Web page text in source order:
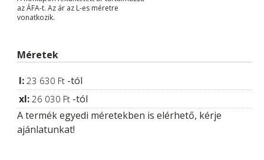
az ÁFA-t. Az ár az L-es méretre
vonatkozik.
Méretek
l: 23 630 Ft -tól
xl: 26 030 Ft -tól
A termék egyedi méretekben is elérhető, kérje
ajánlatunkat!